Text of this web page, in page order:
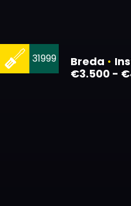
Breda •
€3.500 -
31999